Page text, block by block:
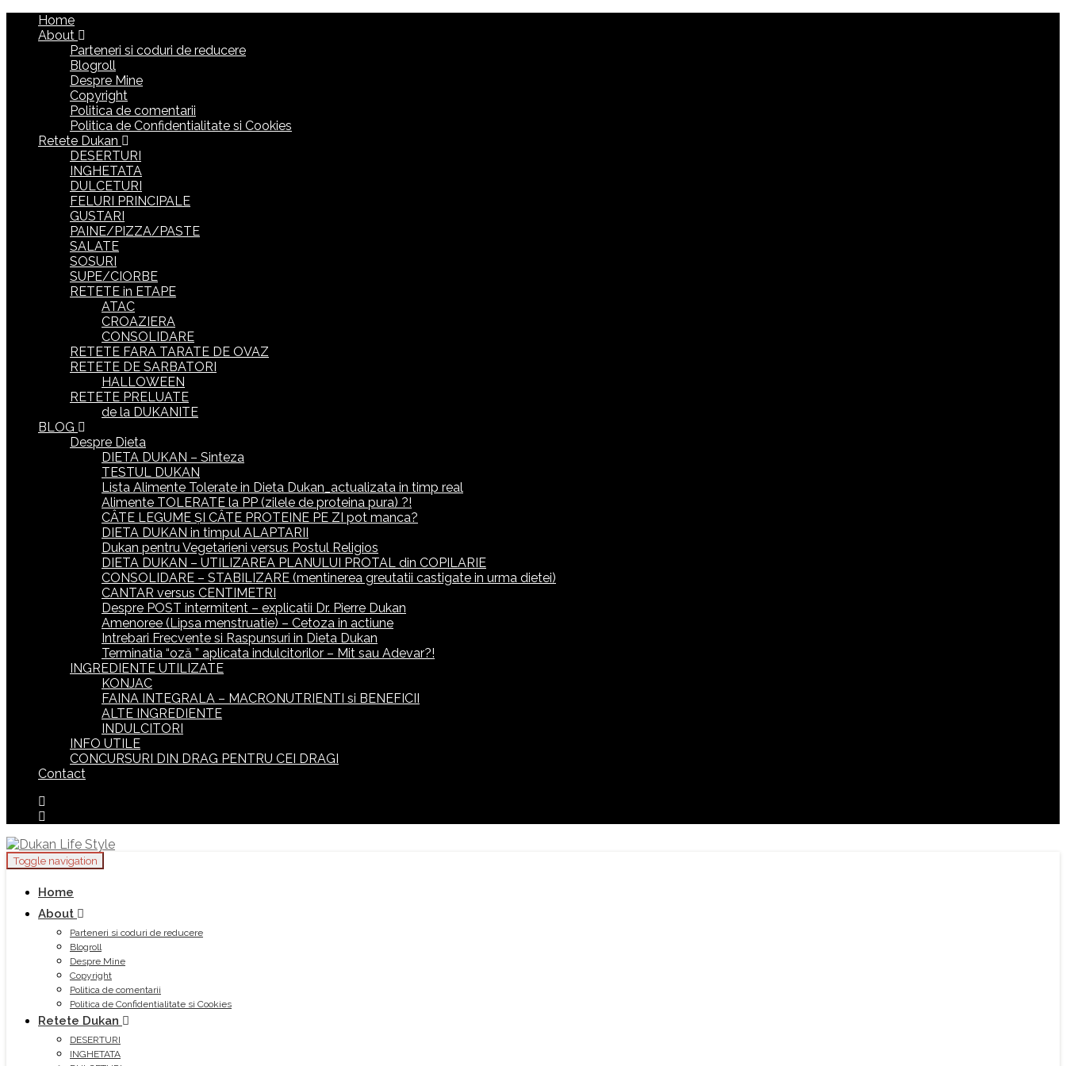
Home
About
Parteneri si coduri de reducere
Blogroll
Despre Mine
Copyright
Politica de comentarii
Politica de Confidentialitate si Cookies
Retete Dukan
DESERTURI
INGHETATA
DULCETURI
FELURI PRINCIPALE
GUSTARI
PAINE/PIZZA/PASTE
SALATE
SOSURI
SUPE/CIORBE
RETETE in ETAPE
ATAC
CROAZIERA
CONSOLIDARE
RETETE FARA TARATE DE OVAZ
RETETE DE SARBATORI
HALLOWEEN
RETETE PRELUATE
de la DUKANITE
BLOG
Despre Dieta
DIETA DUKAN – Sinteza
TESTUL DUKAN
Lista Alimente Tolerate in Dieta Dukan_actualizata in timp real
Alimente TOLERATE la PP (zilele de proteina pura) ?!
CÂTE LEGUME ȘI CÂTE PROTEINE PE ZI pot manca?
DIETA DUKAN in timpul ALAPTARII
Dukan pentru Vegetarieni versus Postul Religios
DIETA DUKAN – UTILIZAREA PLANULUI PROTAL din COPILARIE
CONSOLIDARE – STABILIZARE (mentinerea greutatii castigate in urma dietei)
CANTAR versus CENTIMETRI
Despre POST intermitent – explicatii Dr. Pierre Dukan
Amenoree (Lipsa menstruatie) – Cetoza in actiune
Intrebari Frecvente si Raspunsuri in Dieta Dukan
Terminatia “oză ” aplicata indulcitorilor – Mit sau Adevar?!
INGREDIENTE UTILIZATE
KONJAC
FAINA INTEGRALA – MACRONUTRIENTI si BENEFICII
ALTE INGREDIENTE
INDULCITORI
INFO UTILE
CONCURSURI DIN DRAG PENTRU CEI DRAGI
Contact
Toggle navigation
Home
About
Parteneri si coduri de reducere
Blogroll
Despre Mine
Copyright
Politica de comentarii
Politica de Confidentialitate si Cookies
Retete Dukan
DESERTURI
INGHETATA